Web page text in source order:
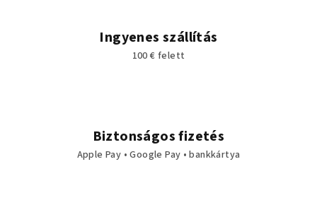
Ingyenes szállítás
100 € felett
Biztonságos fizetés
Apple Pay • Google Pay • bankkártya